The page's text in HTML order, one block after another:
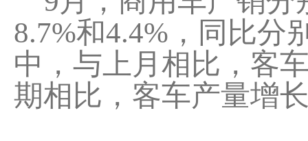
8.7%和4.4%，同比分
中，与上月相比，客
期相比，客车产量增